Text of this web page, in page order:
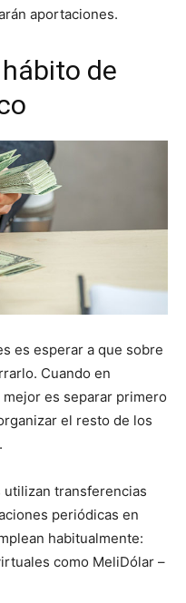
aportaciones.
de
es esperar a que sobre
Cuando en
es separar primero
el resto de los
utilizan transferencias
periódicas en
habitualmente:
como MeliDólar –